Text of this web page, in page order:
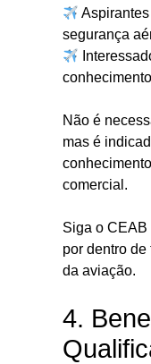
segurança
Não é
mas é
comercial.
Siga o CEAB
por dentro
da aviação.
4.